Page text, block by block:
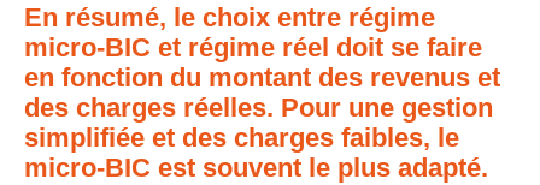
En résumé, le choix entre régime
micro-BIC et régime réel doit se faire
en fonction du montant des revenus et
des charges réelles. Pour une gestion
simplifiée et des charges faibles, le
micro-BIC est souvent le plus adapté.